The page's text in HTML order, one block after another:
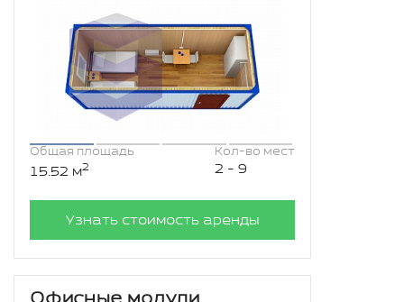
Общая площадь
15.52 м2
Кол-во мест
2 - 9
Узнать стоимость аренды